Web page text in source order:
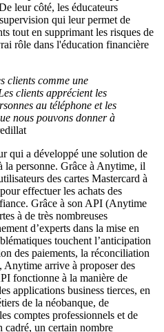
leur côté, les éducateurs
qui leur permet de
tout en supprimant les risques de
rôle dans l'éducation financière
clients comme une
clients apprécient les
au téléphone et les
nous pouvons donner à
qui a développé une solution de
la personne. Grâce à Anytime, il
des cartes Mastercard à
effectuer les achats des
Grâce à son API (Anytime
à de très nombreuses
d’experts dans la mise en
touchent l’anticipation
des paiements, la réconciliation
Anytime arrive à proposer des
fonctionne à la manière de
applications business tierces, en
de la néobanque, de
comptes professionnels et de
cadré, un certain nombre